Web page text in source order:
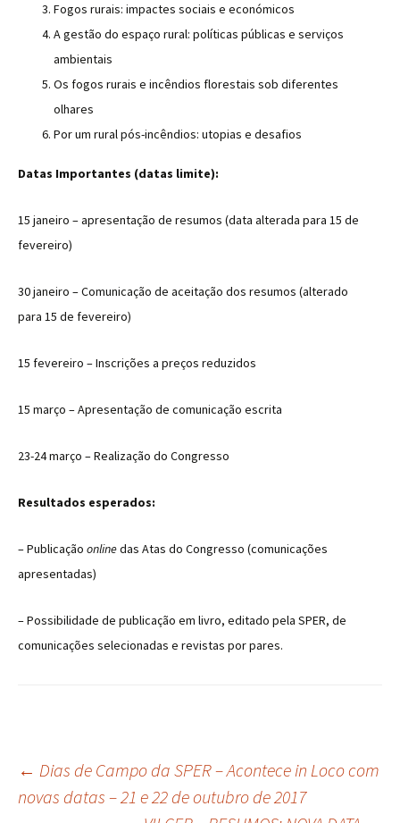
Fogos rurais: impactes sociais e económicos
A gestão do espaço rural: políticas públicas e serviços
ambientais
Os fogos rurais e incêndios florestais sob diferentes
olhares
Por um rural pós-incêndios: utopias e desafios
Datas Importantes (datas limite):
15 janeiro – apresentação de resumos (data alterada para 15 de
fevereiro)
30 janeiro – Comunicação de aceitação dos resumos (alterado
para 15 de fevereiro)
15 fevereiro – Inscrições a preços reduzidos
15 março – Apresentação de comunicação escrita
23-24 março – Realização do Congresso
Resultados esperados:
– Publicação onlinedas Atas do Congresso (comunicações
apresentadas)
– Possibilidade de publicação em livro, editado pela SPER, de
comunicações selecionadas e revistas por pares.
Navegação
← Dias de Campo da SPER – Acontece in Loco com
novas datas – 21 e 22 de outubro de 2017